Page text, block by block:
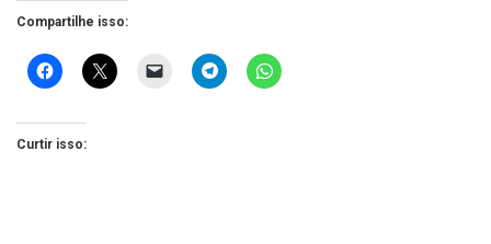
Compartilhe isso:
Curtir isso: